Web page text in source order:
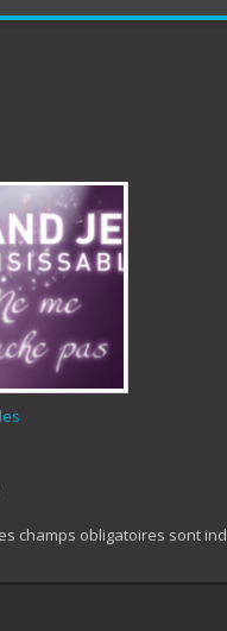
champs obligatoires sont